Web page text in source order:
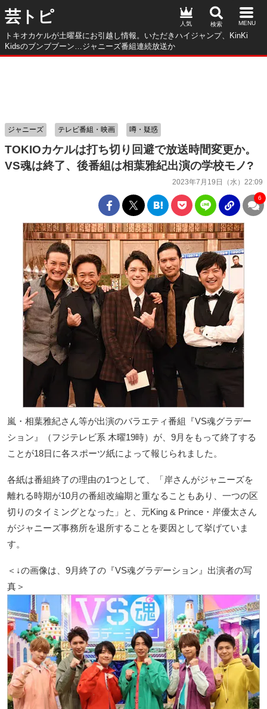
芸トピ
トキオカケルが土曜昼にお引越し情報。いただきハイジャンプ、KinKi
Kidsのブンブブーン…ジャニーズ番組連続放送か
人気
TOKIOカケルは打ち切り回避で放送時間変更か。
VS魂は終了、後番組は相葉雅紀出演の学校モノ?
2023年7月19日（水）22:09
ジャニーズ テレビ番組・映画 噂・疑惑
6
嵐・相葉雅紀さん等が出演のバラエティ番組『VS魂グラデー
ション』（フジテレビ系 木曜19時）が、9月をもって終了する
ことが18日に各スポーツ紙によって報じられました。
各紙は番組終了の理由の1つとして、「岸さんがジャニーズを
離れる時期が10月の番組改編期と重なることもあり、一つの区
切りのタイミングとなった」と、元King & Prince・岸優太さん
がジャニーズ事務所を退所することを要因として挙げていま
す。
＜↓の画像は、9月終了の『VS魂グラデーション』出演者の写
真＞